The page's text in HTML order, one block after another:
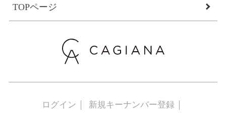
TOPページ
ログイン 新規キーナンバー登録